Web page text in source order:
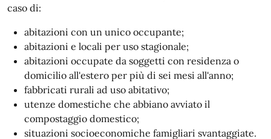
caso di:
abitazioni con un unico occupante;
abitazioni e locali per uso stagionale;
abitazioni occupate da soggetti con residenza o
domicilio all'estero per più di sei mesi all'anno;
fabbricati rurali ad uso abitativo;
utenze domestiche che abbiano avviato il
compostaggio domestico;
situazioni socioeconomiche famigliari svantaggiate.